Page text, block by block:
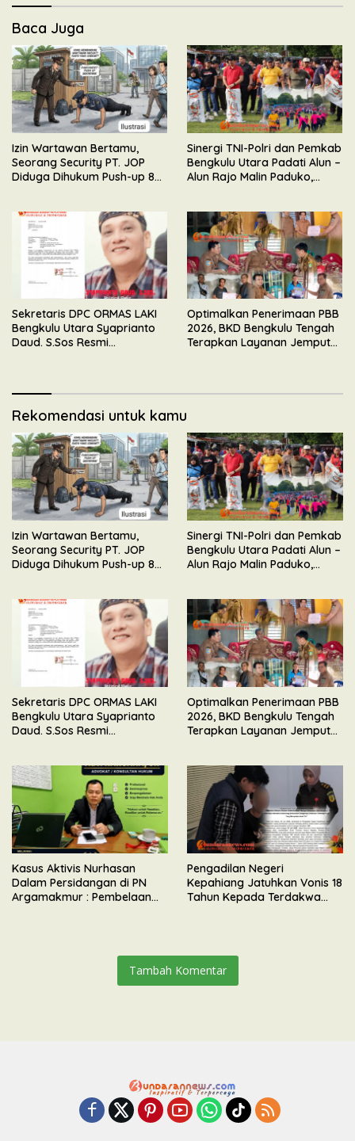
Baca Juga
Izin Wartawan Bertamu,
Seorang Security PT. JOP
Diduga Dihukum Push-up 80
Sinergi TNI-Polri dan Pemkab
Bengkulu Utara Padati Alun –
Alun Rajo Malin Paduko,
Sekretaris DPC ORMAS LAKI
Bengkulu Utara Syaprianto
Daud. S.Sos Resmi
Optimalkan Penerimaan PBB
2026, BKD Bengkulu Tengah
Terapkan Layanan Jemput
Rekomendasi untuk kamu
Izin Wartawan Bertamu,
Seorang Security PT. JOP
Diduga Dihukum Push-up 80
Sinergi TNI-Polri dan Pemkab
Bengkulu Utara Padati Alun –
Alun Rajo Malin Paduko,
Sekretaris DPC ORMAS LAKI
Bengkulu Utara Syaprianto
Daud. S.Sos Resmi
Optimalkan Penerimaan PBB
2026, BKD Bengkulu Tengah
Terapkan Layanan Jemput
Kasus Aktivis Nurhasan
Dalam Persidangan di PN
Argamakmur : Pembelaan
Pengadilan Negeri
Kepahiang Jatuhkan Vonis 18
Tahun Kepada Terdakwa
Tambah Komentar